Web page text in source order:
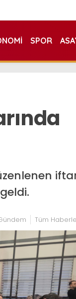
SPOR
Tüm